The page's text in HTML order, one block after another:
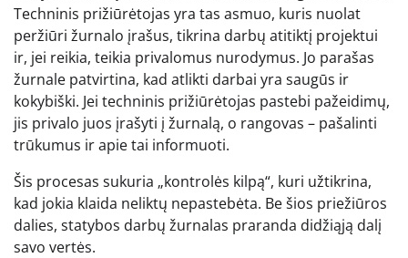
Techninis prižiūrėtojas yra tas asmuo, kuris nuolat
peržiūri žurnalo įrašus, tikrina darbų atitiktį projektui
ir, jei reikia, teikia privalomus nurodymus. Jo parašas
žurnale patvirtina, kad atlikti darbai yra saugūs ir
kokybiški. Jei techninis prižiūrėtojas pastebi pažeidimų,
jis privalo juos įrašyti į žurnalą, o rangovas – pašalinti
trūkumus ir apie tai informuoti.
Šis procesas sukuria „kontrolės kilpą“, kuri užtikrina,
kad jokia klaida neliktų nepastebėta. Be šios priežiūros
dalies, statybos darbų žurnalas praranda didžiąją dalį
savo vertės.